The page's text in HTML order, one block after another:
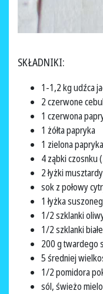
SKŁADNIKI:
1-1,2 kg udźca
2 czerwone
1 czerwona
1 żółta papryka
1 zielona papryka
4 ząbki czosnku
2 łyżki
sok z połowy
1 łyżka
1/2 szklanki
1/2 szklanki
200 g twardego
5 średniej
1/2 pomidora
sól, świeżo